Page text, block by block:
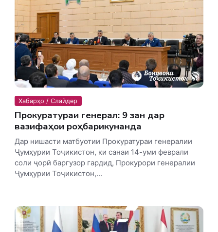
Хабарҳо / Слайдер
Прокуратураи генералӣ: 9 зан дар
вазифаҳои роҳбарикунанда
Дар нишасти матбуотии Прокуратураи генералии
Ҷумҳурии Тоҷикистон, ки санаи 14-уми феврали
соли ҷорӣ баргузор гардид, Прокурори генералии
Ҷумҳурии Тоҷикистон,...